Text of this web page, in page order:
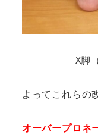
X脚
よってこれらの
オーバープロネ